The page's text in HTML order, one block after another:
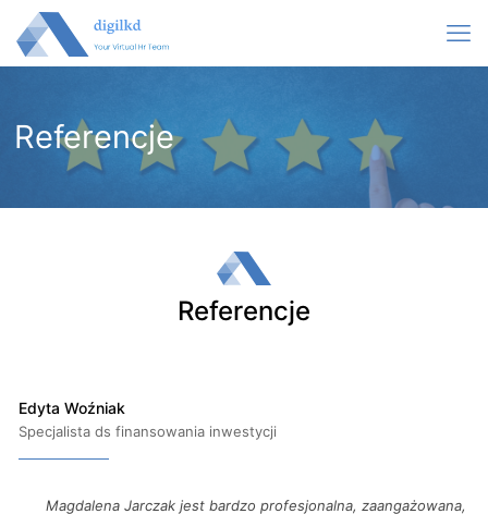
Referencje
Referencje
Edyta Woźniak
Specjalista ds finansowania inwestycji
Magdalena Jarczak jest bardzo profesjonalna, zaangażowana,